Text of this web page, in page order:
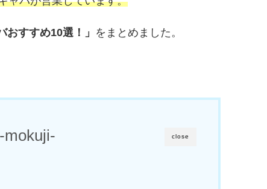
おすすめ10選！」 をまとめました。
close
mokuji-